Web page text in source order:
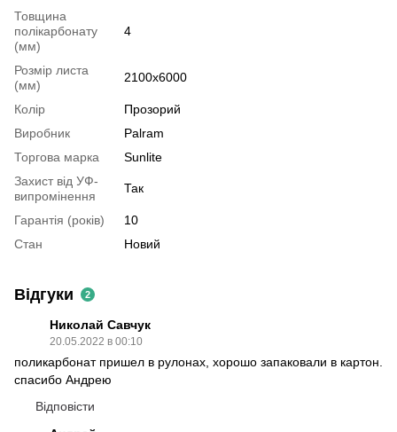
Товщина
полікарбонату
(мм)
4
Розмір листа
(мм)
2100x6000
Колір
Прозорий
Виробник
Palram
Торгова марка
Sunlite
Захист від УФ-
випромінення
Так
Гарантія (років)
10
Стан
Новий
Відгуки 2
Николай Савчук
20.05.2022 в 00:10
поликарбонат пришел в рулонах, хорошо запаковали в картон.
спасибо Андрею
Відповісти